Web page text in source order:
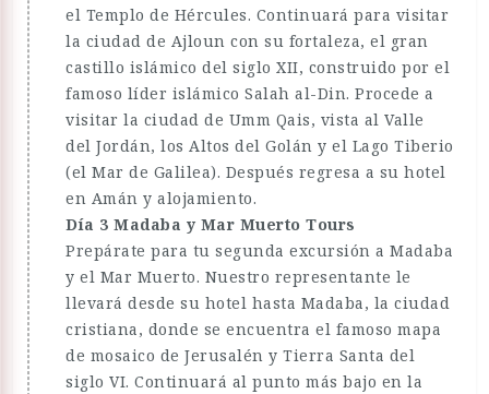
el Templo de Hércules. Continuará para visitar
la ciudad de Ajloun con su fortaleza, el gran
castillo islámico del siglo XII, construido por el
famoso líder islámico Salah al-Din. Procede a
visitar la ciudad de Umm Qais, vista al Valle
del Jordán, los Altos del Golán y el Lago Tiberio
(el Mar de Galilea). Después regresa a su hotel
en Amán y alojamiento.
Día 3 Madaba y Mar Muerto Tours
Prepárate para tu segunda excursión a Madaba
y el Mar Muerto. Nuestro representante le
llevará desde su hotel hasta Madaba, la ciudad
cristiana, donde se encuentra el famoso mapa
de mosaico de Jerusalén y Tierra Santa del
siglo VI. Continuará al punto más bajo en la